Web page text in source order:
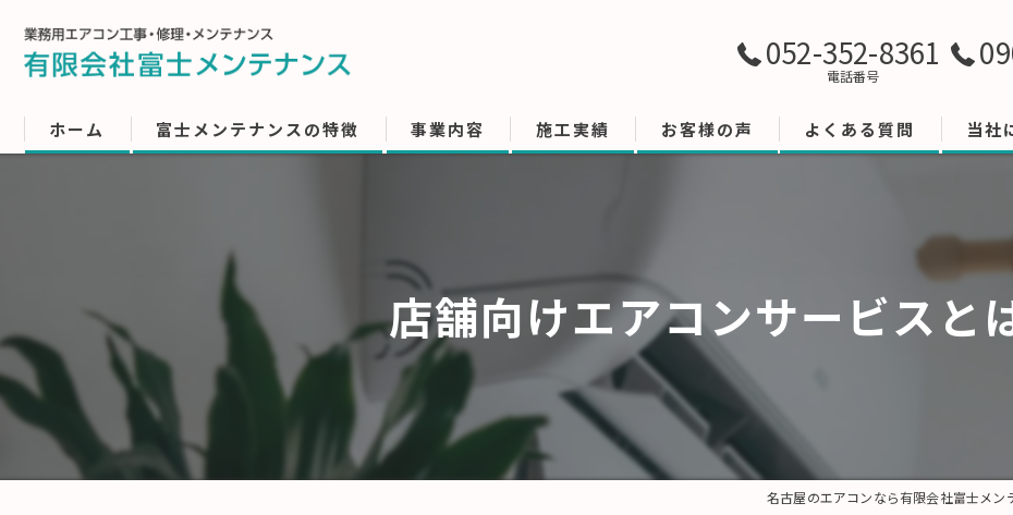
052-352-8361
電話番号
ホーム 富士メンテナンスの特徴 事業内容 施工実績 お客様の声 よくある質問 当社
店舗
店舗向けエアコンサービスと
名古屋のエアコンなら有限会社富士メン